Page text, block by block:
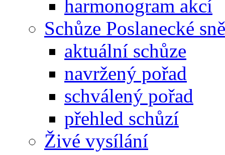
harmonogram akcí
Schůze Poslanecké
aktuální schůze
navržený pořad
schválený pořad
přehled schůzí
Živé vysílání